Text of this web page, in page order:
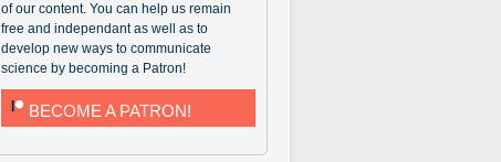
of our content. You can help us remain
free and independant as well as to
develop new ways to communicate
science by becoming a Patron!
BECOME A PATRON!